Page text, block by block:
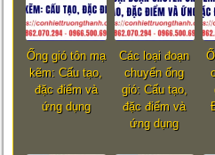
Ống gió tôn mạ
kẽm: Cấu tạo,
đặc điểm và
ứng dụng
Các loại đoạn
chuyển ống
gió: Cấu tạo,
đặc điểm và
ứng dụng